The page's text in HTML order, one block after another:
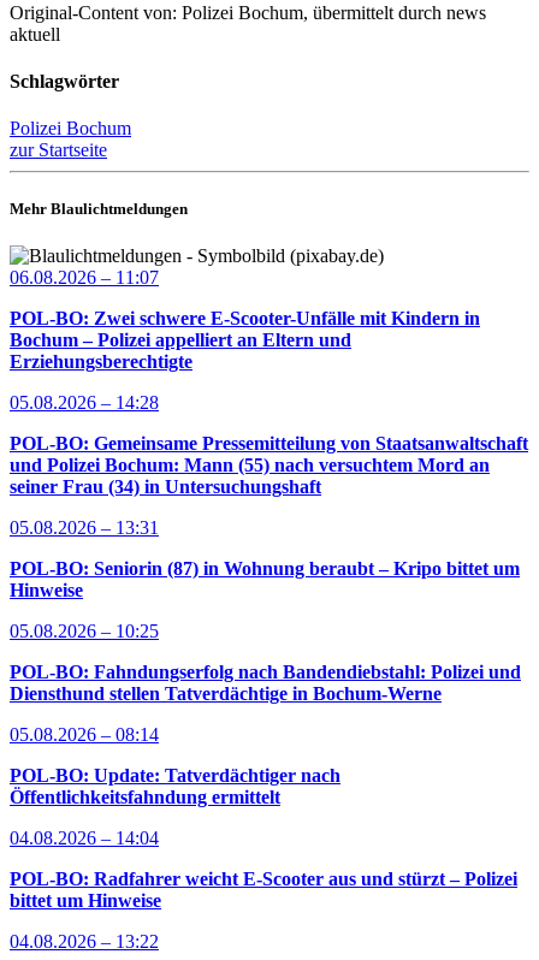
Original-Content von: Polizei Bochum, übermittelt durch news
aktuell
Schlagwörter
Polizei Bochum
zur Startseite
Mehr Blaulichtmeldungen
06.08.2026 – 11:07
POL-BO: Zwei schwere E-Scooter-Unfälle mit Kindern in
Bochum – Polizei appelliert an Eltern und
Erziehungsberechtigte
05.08.2026 – 14:28
POL-BO: Gemeinsame Pressemitteilung von Staatsanwaltschaft
und Polizei Bochum: Mann (55) nach versuchtem Mord an
seiner Frau (34) in Untersuchungshaft
05.08.2026 – 13:31
POL-BO: Seniorin (87) in Wohnung beraubt – Kripo bittet um
Hinweise
05.08.2026 – 10:25
POL-BO: Fahndungserfolg nach Bandendiebstahl: Polizei und
Diensthund stellen Tatverdächtige in Bochum-Werne
05.08.2026 – 08:14
POL-BO: Update: Tatverdächtiger nach
Öffentlichkeitsfahndung ermittelt
04.08.2026 – 14:04
POL-BO: Radfahrer weicht E-Scooter aus und stürzt – Polizei
bittet um Hinweise
04.08.2026 – 13:22